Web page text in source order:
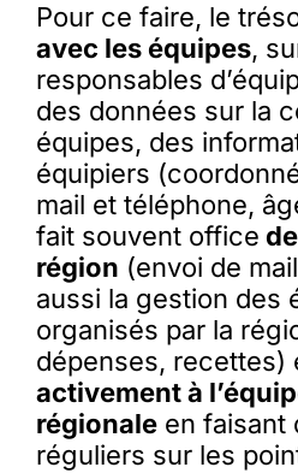
Pour ce faire, le
avec les équipes,
responsables
des données sur la
équipes, des
équipiers
mail et téléphone,
fait souvent office
région (envoi de
aussi la gestion des
organisés par la
dépenses, recettes)
activement à
régionaleen faisant
réguliers sur les